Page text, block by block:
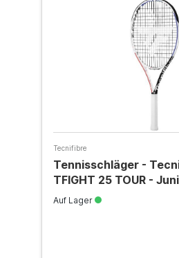
Tecnifibre
Tennisschläger -
TFIGHT 25 TOUR -
Auf Lager